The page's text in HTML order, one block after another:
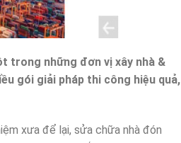
trong những đơn vị xây nhà &
gói giải pháp thi công hiệu quả,
xưa để lại, sửa chữa nhà đón